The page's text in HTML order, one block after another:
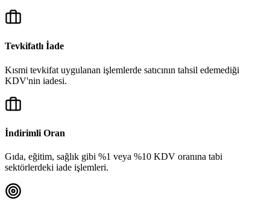
Tevkifatlı İade
Kısmi tevkifat uygulanan işlemlerde satıcının tahsil edemediği
KDV'nin iadesi.
İndirimli Oran
Gıda, eğitim, sağlık gibi %1 veya %10 KDV oranına tabi
sektörlerdeki iade işlemleri.